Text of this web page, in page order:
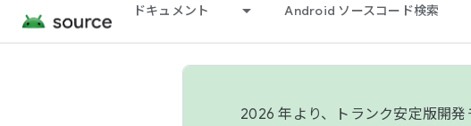
ドキュメント Android ソースコード検索
2026 年より、トランク安定版開